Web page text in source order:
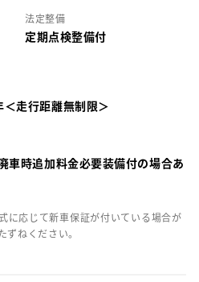
法定整備
定期点検整備付
走行距離無制限＞
車時追加料金必要装備付の場合あ
に応じて新車保証が付いている場合が
ねください。